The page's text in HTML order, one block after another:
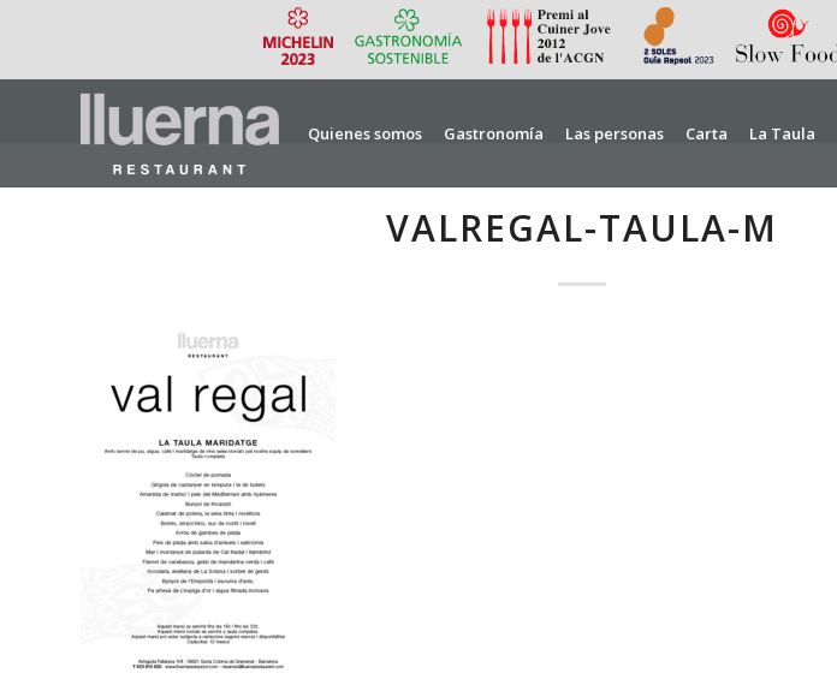
Quienes somos Gastronomía Las personas Carta La Taula
VALREGAL-TAULA-M